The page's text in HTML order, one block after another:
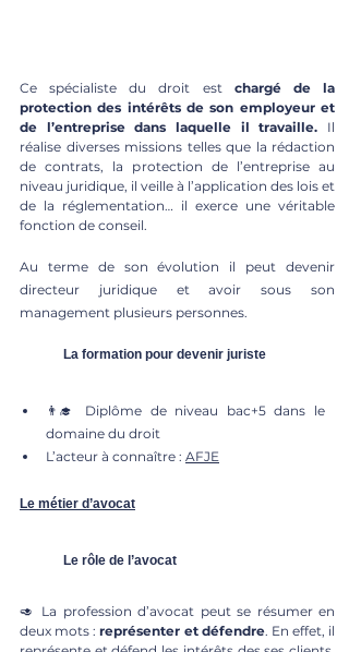
Ce spécialiste du droit est chargé de la
protection des intérêts de son employeur et
de l’entreprise dans laquelle il travaille. Il
réalise diverses missions telles que la rédaction
de contrats, la protection de l’entreprise au
niveau juridique, il veille à l’application des lois et
de la réglementation… il exerce une véritable
fonction de conseil.
Au terme de son évolution il peut devenir
directeur juridique et avoir sous son
management plusieurs personnes.
	La formation pour devenir juriste
👨‍🎓 Diplôme de niveau bac+5 dans le
domaine du droit
L’acteur à connaître : AFJE
Le métier d’avocat
	Le rôle de l’avocat
🥑 La profession d’avocat peut se résumer en
deux mots : représenter et défendre. En effet, il